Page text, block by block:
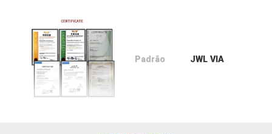
Padrão JWL VIA